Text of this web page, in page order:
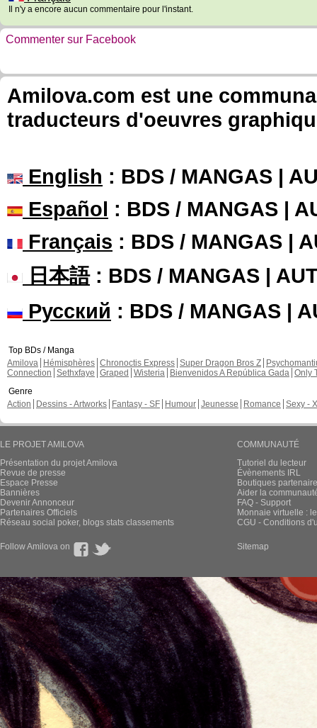
Il n'y a encore aucun commentaire pour l'instant.
Commenter sur Facebook
Amilova.com est une
traducteurs d'oeuvres
English : BDS / MANGAS |
Español : BDS / MANGAS |
Français : BDS / MANGAS |
日本語: BDS / MANGAS |
Русский : BDS / MANGAS |
Top BDs / Manga
Amilova
Hémisphères Chronoctis Express Super Dragon Bros Z
Connection Sethxfaye Graped Wisteria Bienvenidos A República Gada Only
Genre
Action
Dessins - Artworks Fantasy - SF Humour Jeunesse Romance Sexy -
LE PROJET AMILOVA
Présentation du projet Amilova
Revue de presse
Espace Presse
Bannières
Devenir Annonceur
Partenaires Officiels
Réseau social poker, blogs stats classements
COMMUNAUTÉ
Tutoriel du lecteur
Évènements IRL
Boutiques
Aider la
FAQ - Support
Monnaie virtuelle :
CGU - Conditions
Follow Amilova on Sitemap